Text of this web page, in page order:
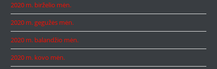
2020 m. birželio mėn.
2020 m. gegužės mėn.
2020 m. balandžio mėn.
2020 m. kovo mėn.